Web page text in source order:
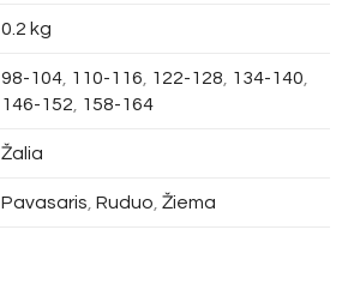
0.2 kg
98-104, 110-116, 122-128, 134-140,
146-152, 158-164
Žalia
Pavasaris, Ruduo, Žiema